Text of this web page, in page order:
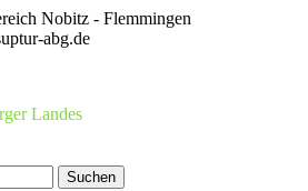
Nobitz - Flemmingen
abg.de
Landes